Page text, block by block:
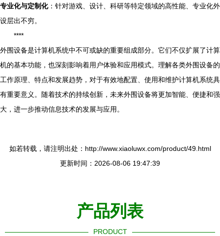
专业化与定制化：针对游戏、设计、科研等特定领域的高性能、专业化外
设层出不穷。
****
外围设备是计算机系统中不可或缺的重要组成部分。它们不仅扩展了计算
机的基本功能，也深刻影响着用户体验和应用模式。理解各类外围设备的
工作原理、特点和发展趋势，对于有效地配置、使用和维护计算机系统具
有重要意义。随着技术的持续创新，未来外围设备将更加智能、便捷和强
大，进一步推动信息技术的发展与应用。
如若转载，请注明出处：http://www.xiaoluwx.com/product/49.html
更新时间：2026-08-06 19:47:39
产品列表
PRODUCT